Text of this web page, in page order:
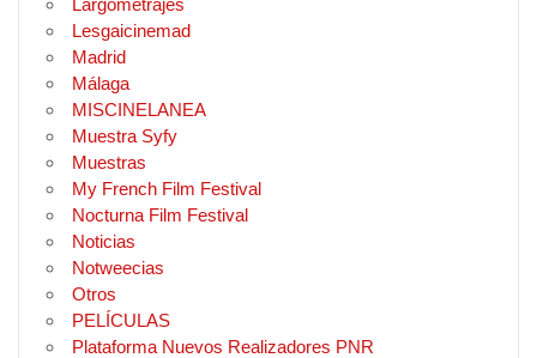
Lesgaicinemad
Madrid
Málaga
MISCINELANEA
Muestra Syfy
Muestras
My French Film Festival
Nocturna Film Festival
Noticias
Notweecias
Otros
PELÍCULAS
Plataforma Nuevos Realizadores PNR